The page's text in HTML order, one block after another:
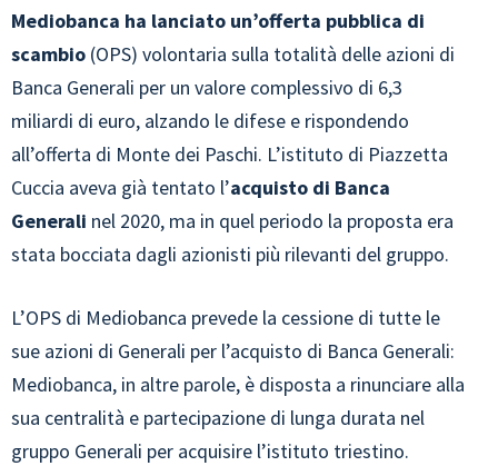
Mediobanca ha lanciato un’offerta pubblica di
scambio (OPS) volontaria sulla totalità delle azioni di
Banca Generali per un valore complessivo di 6,3
miliardi di euro, alzando le difese e rispondendo
all’offerta di Monte dei Paschi. L’istituto di Piazzetta
Cuccia aveva già tentato l’acquisto di Banca
Generali nel 2020, ma in quel periodo la proposta era
stata bocciata dagli azionisti più rilevanti del gruppo.
L’OPS di Mediobanca prevede la cessione di tutte le
sue azioni di Generali per l’acquisto di Banca Generali:
Mediobanca, in altre parole, è disposta a rinunciare alla
sua centralità e partecipazione di lunga durata nel
gruppo Generali per acquisire l’istituto triestino.